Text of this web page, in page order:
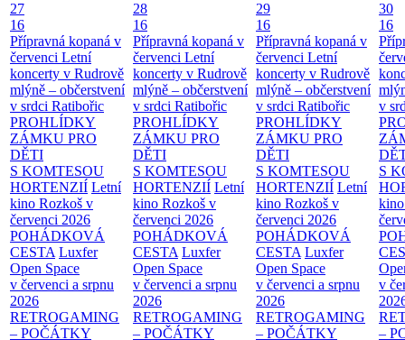
27
16
Přípravná kopaná v
červenci Letní
koncerty v Rudrově
mlýně – občerstvení
v srdci Ratibořic
PROHLÍDKY
ZÁMKU PRO
DĚTI
S KOMTESOU
HORTENZIÍ Letní
kino Rozkoš v
červenci 2026
POHÁDKOVÁ
CESTA Luxfer
Open Space
v červenci a srpnu
2026
RETROGAMING
– POČÁTKY
28
16
Přípravná kopaná v
červenci Letní
koncerty v Rudrově
mlýně – občerstvení
v srdci Ratibořic
PROHLÍDKY
ZÁMKU PRO
DĚTI
S KOMTESOU
HORTENZIÍ Letní
kino Rozkoš v
červenci 2026
POHÁDKOVÁ
CESTA Luxfer
Open Space
v červenci a srpnu
2026
RETROGAMING
– POČÁTKY
29
16
Přípravná kopaná v
červenci Letní
koncerty v Rudrově
mlýně – občerstvení
v srdci Ratibořic
PROHLÍDKY
ZÁMKU PRO
DĚTI
S KOMTESOU
HORTENZIÍ Letní
kino Rozkoš v
červenci 2026
POHÁDKOVÁ
CESTA Luxfer
Open Space
v červenci a srpnu
2026
RETROGAMING
– POČÁTKY
30
16
v
S
v
–